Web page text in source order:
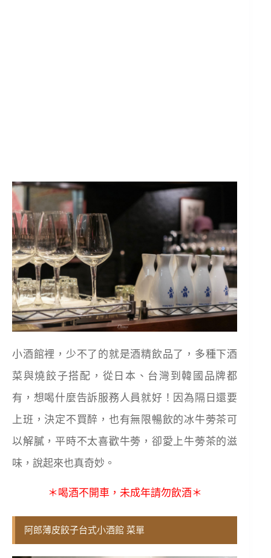
小酒館裡，少不了的就是酒精飲品了，多種下酒
菜與燒餃子搭配，從日本、台灣到韓國品牌都
有，想喝什麼告訴服務人員就好！因為隔日還要
上班，決定不買醉，也有無限暢飲的冰牛蒡茶可
以解膩，平時不太喜歡牛蒡，卻愛上牛蒡茶的滋
味，說起來也真奇妙。
＊喝酒不開車，未成年請勿飲酒＊
阿郎薄皮餃子台式小酒館 菜單